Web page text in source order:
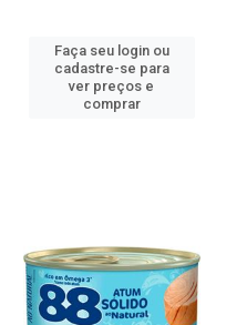
Faça seu login ou
cadastre-se para
ver preços e
comprar